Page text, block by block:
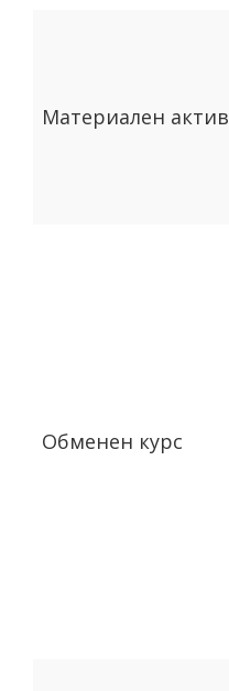
Mатериален актив
Oбменен курс